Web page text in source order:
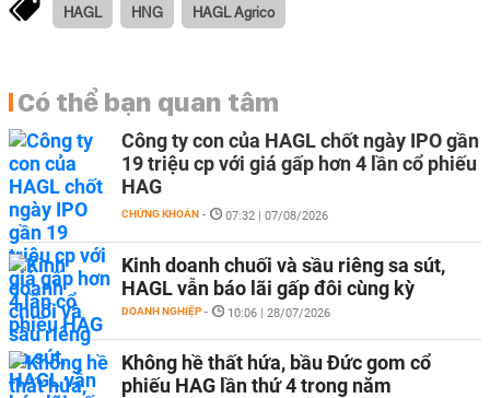
HAGL HNG HAGL Agrico
Có thể bạn quan tâm
Công ty con của HAGL chốt ngày IPO gần
19 triệu cp với giá gấp hơn 4 lần cổ phiếu
HAG
CHỨNG KHOÁN - 07:32 | 07/08/2026
Kinh doanh chuối và sầu riêng sa sút,
HAGL vẫn báo lãi gấp đôi cùng kỳ
DOANH NGHIỆP - 10:06 | 28/07/2026
Không hề thất hứa, bầu Đức gom cổ
phiếu HAG lần thứ 4 trong năm